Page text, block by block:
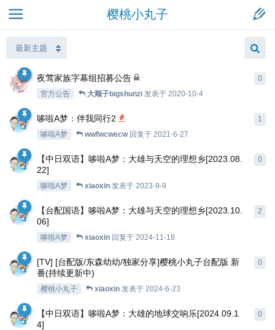
樱桃小丸子
夜莺家族字幕组招募公告
官方公告 大顺子bigshunzi 发表于 2020-10-4
0
哆啦A梦：伴我同行2
哆啦A梦 wwfwcwecw回复于 2021-6-27
1
【中日双语】哆啦A梦：大雄与天空的理想乡[2023.08.
22]
哆啦A梦 xiaoxin 发表于 2023-9-9
0
【台配国语】哆啦A梦：大雄与天空的理想乡[2023.10.
06]
哆啦A梦 xiaoxin 回复于 2024-11-18
2
[TV] [台配版/东森幼幼/独家分享]樱桃小丸子台配版 新
番(持续更新中)
樱桃小丸子 xiaoxin 发表于 2024-6-23
0
【中日双语】哆啦A梦：大雄的地球交响乐[2024.09.1
4]
0